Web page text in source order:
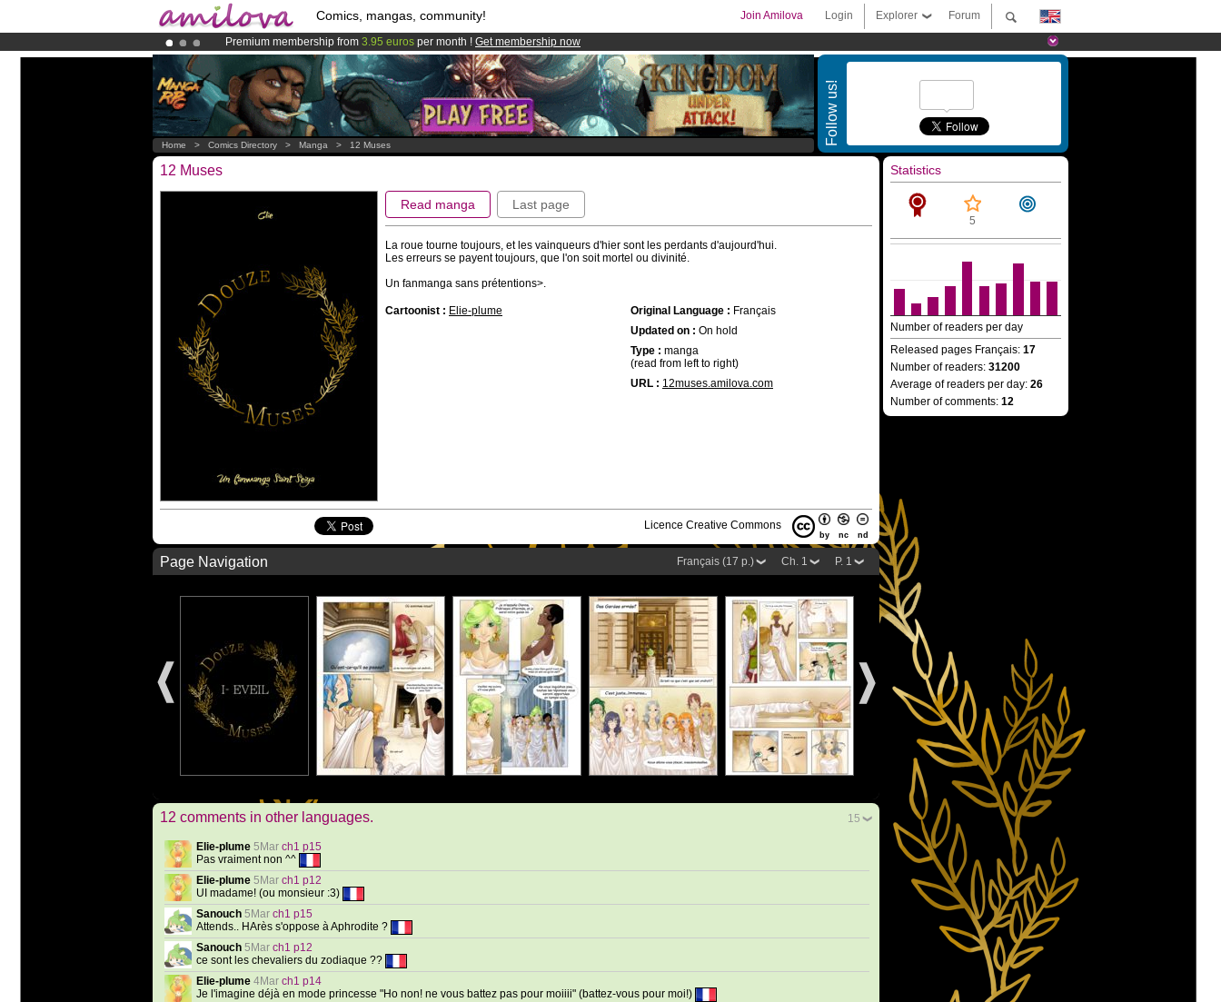
Comics, mangas, community! Forum
Explorer
Login
Join Amilova
Premium membership from 3.95 euros per month ! Get membership now
AmilovaKickstarter is now LIVE!.
Already 134393membersand 1208 comics & mangas!.
Follow us!
Home > Comics Directory > Manga > 12 Muses
12 Muses
Read manga Last page
La roue tourne toujours, et les vainqueurs d'hier sont les perdants d'aujourd'hui.
Les erreurs se payent toujours, que l'on soit mortel ou divinité.
Un fanmanga sans prétentions>.
Cartoonist : Elie-plume Original Language : Français
Updated on : On hold
Type : manga
(read from left to right)
URL : 12muses.amilova.com
Licence Creative Commons
by nc nd
P. 1
Ch. 1
Français (17 p.)
Page Navigation
15
12 comments in other languages.
Elie-plume 5Mar ch1 p15
Pas vraiment non ^^
Elie-plume 5Mar ch1 p12
UI madame! (ou monsieur :3)
Sanouch 5Mar ch1 p15
Attends.. HArès s'oppose à Aphrodite ?
Sanouch 5Mar ch1 p12
ce sont les chevaliers du zodiaque ??
Elie-plume 4Mar ch1 p14
Je l'imagine déjà en mode princesse "Ho non! ne vous battez pas pour moiiii" (battez-vous pour moi!)
Statistics
5
Number of readers per day
Released pages Français: 17
Number of readers: 31200
Average of readers per day: 26
Number of comments: 12